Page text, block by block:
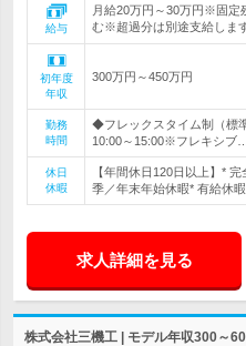
給与
月給20万円～30万円※固定
む※超過分は別途支給しま
初年度
年収
300万円～450万円
勤務
時間
◆フレックスタイム制（標
10:00～15:00※フレキシブ…
休日
休暇
【年間休日120日以上】*
季／年末年始休暇* 有給休暇
求人詳細を見る
株式会社三機工 | モデル年収300～